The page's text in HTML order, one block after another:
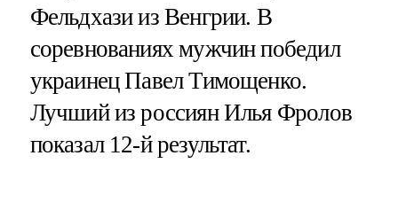
Фельдхази из Венгрии. В
соревнованиях мужчин победил
украинец Павел Тимощенко.
Лучший из россиян Илья Фролов
показал 12-й результат.